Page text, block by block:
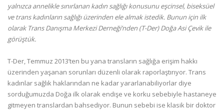
yalnızca annelikle sınırlanan kadın sağlığı konusunu eşcinsel, biseksüel
ve trans kadınların sağlığı üzerinden ele almak istedik. Bunun için ilk
olarak Trans Danışma Merkezi Derneği’nden (T-Der) Doğa Asi Çevik ile
görüştük.
T-Der, Temmuz 2013’ten bu yana transların sağlığa erişim hakkı
üzerinden yaşanan sorunları düzenli olarak raporlaştırıyor. Trans
kadınlar sağlık haklarından ne kadar yararlanabiliyorlar diye
sorduğumuzda Doğa ilk olarak endişe ve korku sebebiyle hastaneye
gitmeyen translardan bahsediyor. Bunun sebebi ise klasik bir doktor